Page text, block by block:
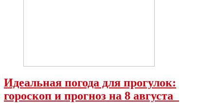
Идеальная погода для прогулок:
гороскоп и прогноз на 8 августа